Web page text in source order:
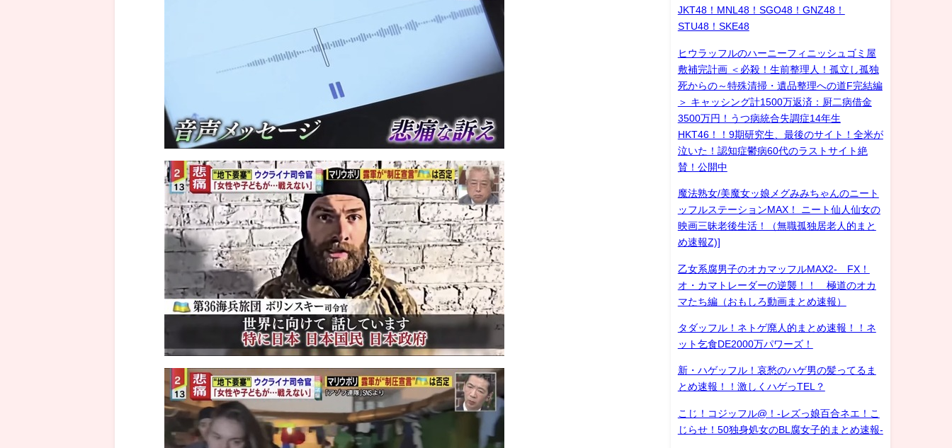
JKT48！MNL48！SGO48！GNZ48！
STU48！SKE48
ヒウラッフルのハーニーフィニッシュゴミ屋
敷補完計画 ＜必殺！生前整理人！孤立し孤独
死からの～特殊清掃・遺品整理への道F完結編
＞ キャッシング計1500万返済：厨二病借金
3500万円！うつ病統合失調症14年生
HKT46！！9期研究生、最後のサイト！全米が
泣いた！認知症鬱病60代のラストサイト絶
賛！公開中
魔法熟女/美魔女ッ娘メグみみちゃんのニート
ッフルステーションMAX！ ニート仙人仙女の
映画三昧老後生活！（無職孤独居老人的まと
め速報Z)]
乙女系腐男子のオカマッフルMAX2- FX！
オ・カマトレーダーの逆襲！！ 極道のオカ
マたち編（おもしろ動画まとめ速報）
タダッフル！ネトゲ廃人的まとめ速報！！ネ
ット乞食DE2000万パワーズ！
新・ハゲッフル！哀愁のハゲ男の髪ってるま
とめ速報！！激しくハゲっTEL？
こじ！コジッフル@！-レズっ娘百合ネエ！こ
じらせ！50独身処女のBL腐女子的まとめ速報-